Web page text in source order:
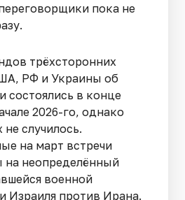
пока не
трёхсторонних
РФ и Украины об
состоялись в конце
2026-го, однако
случилось.
на март встречи
неопределённый
военной
Израиля против Ирана.